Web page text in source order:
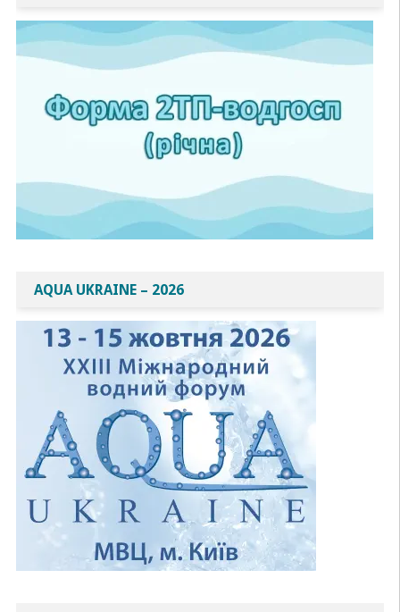
AQUA UKRAINE – 2026